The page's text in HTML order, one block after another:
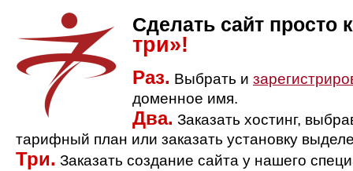
Сделать сайт просто
три»!
Раз. Выбрать и
доменное имя.
Два. Заказать хостинг,
тарифный план или заказать установку
Три. Заказать создание сайта у нашего